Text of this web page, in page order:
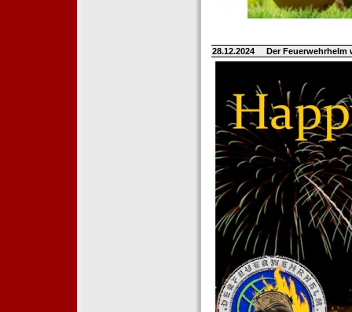
28.12.2024 Der